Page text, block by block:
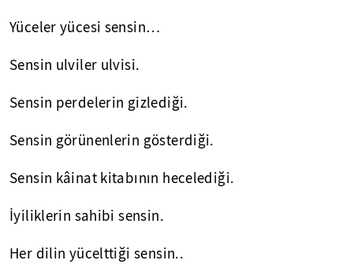
Yüceler yücesi sensin…
Sensin ulviler ulvisi.
Sensin perdelerin gizlediği.
Sensin görünenlerin gösterdiği.
Sensin kâinat kitabının hecelediği.
İyiliklerin sahibi sensin.
Her dilin yücelttiği sensin..